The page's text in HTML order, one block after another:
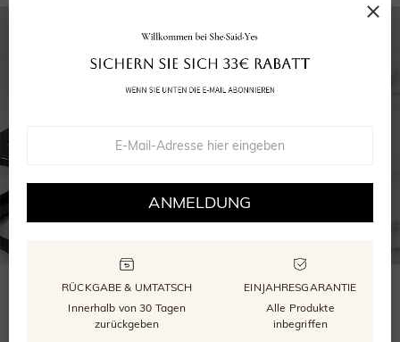
WÄHLEN SIE DIE RICHTIGE GRÖSSE
Unser kostenloser Größenmesser stellt sicher, dass Ihr Ring perfekt passt.
ANMELDUNG
RÜCKGABE & UMTATSCH
Innerhalb von 30 Tagen
zurückgeben
EINJAHRESGARANTIE
Alle Produkte
inbegriffen